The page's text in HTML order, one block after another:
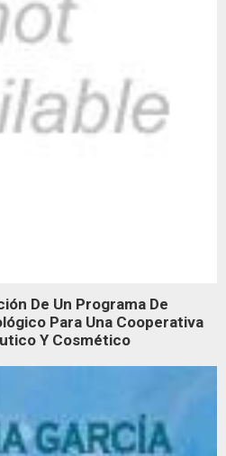
De Un Programa De
Para Una Cooperativa
Y Cosmético